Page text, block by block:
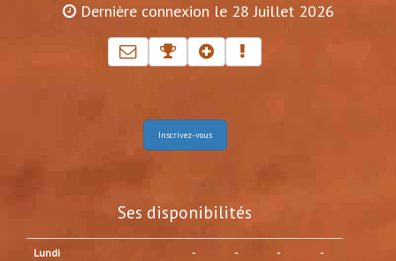
Dernière connexion le 28 Juillet 2026
Inscrivez-vous
Ses disponibilités
Lundi - - - -